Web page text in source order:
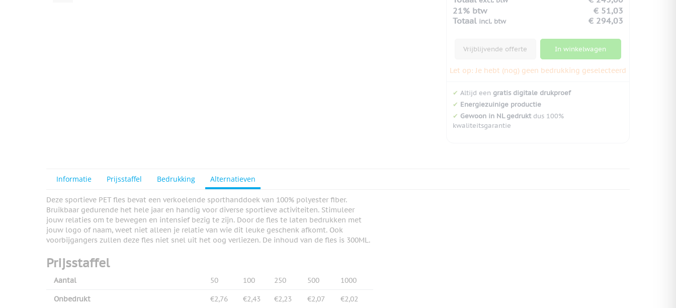
21% btw
€ 51,03
Totaal incl. btw € 294,03
Vrijblijvende offerte In winkelwagen
Let op: Je hebt (nog) geen bedrukking geselecteerd
✔ Altijd een gratis digitale drukproef
✔ Energiezuinige productie
✔ Gewoon in NL gedruktdus 100%
kwaliteitsgarantie
Informatie Prijsstaffel Bedrukking Alternatieven
Deze sportieve PET fles bevat een verkoelende sporthanddoek van 100% polyester fiber.
Bruikbaar gedurende het hele jaar en handig voor diverse sportieve activiteiten. Stimuleer
jouw relaties om te bewegen en intensief bezig te zijn. Door de fles te laten bedrukken met
jouw logo of naam, weet niet alleen je relatie van wie dit leuke geschenk afkomt. Ook
voorbijgangers zullen deze fles niet snel uit het oog verliezen. De inhoud van de fles is 300ML.
Prijsstaffel
Aantal 50 100 250 500 1000
Onbedrukt €2,76 €2,43 €2,23 €2,07
€2,02